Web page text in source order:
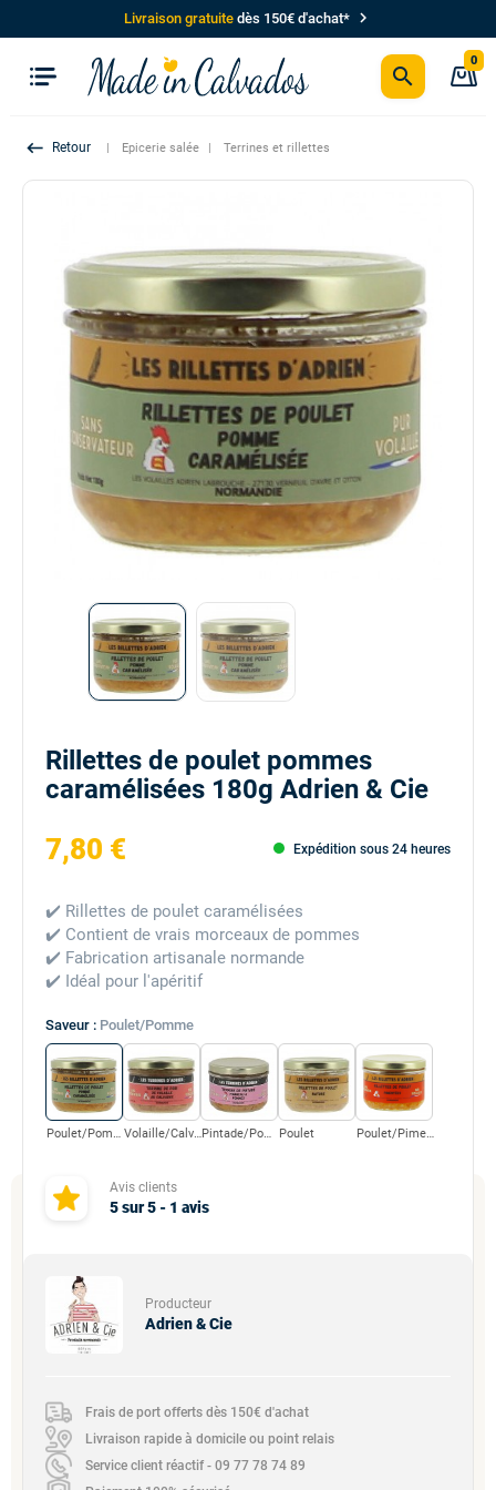
Livraison gratuitedès 150€ d'achat* chevron_right
search
0
keyboard_backspace Epicerie salée Terrines et rillettes
Rillettes de poulet pommes
caramélisées 180g Adrien & Cie
Avis clients
5sur5 - 1 avis
✔️ Rillettes de poulet caramélisées
✔️ Contient de vrais morceaux de pommes
✔️ Fabrication artisanale normande
✔️ Idéal pour l'apéritif
Saveur : Poulet/Pomme
Poulet/Pomme Volaille/Calvados Pintade/Pommeau Poulet Poulet/Piment
7,80 € Expédition sous 24 heures
Producteur
Adrien & Cie
Frais de port offerts dès 150€ d'achat
Livraison rapide à domicile ou point relais
Service client réactif - 09 77 78 74 89